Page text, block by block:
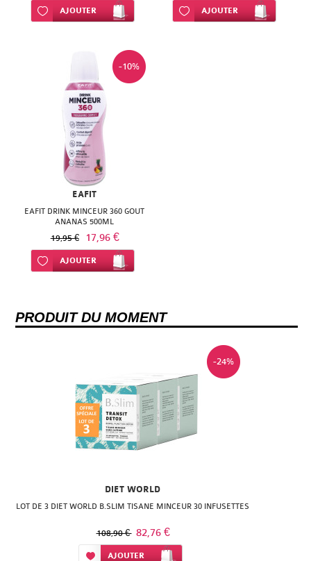
Ajouter à ma liste d’envie
AJOUTER Ajouter à ma liste d’envie
AJOUTER
-10%
EAFIT
EAFIT DRINK MINCEUR 360 GOUT
ANANAS 500ML
19,95 € 17,96 €
Ajouter à ma liste d’envie
AJOUTER
PRODUIT DU MOMENT
-24%
DIET WORLD
LOT DE 3 DIET WORLD B.SLIM TISANE MINCEUR 30 INFUSETTES
108,90 € 82,76 €
Ajouter à ma liste d’envie
AJOUTER